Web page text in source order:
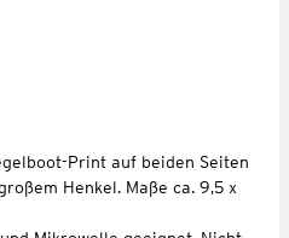
Print auf beiden Seiten
Henkel. Maße ca. 9,5 x